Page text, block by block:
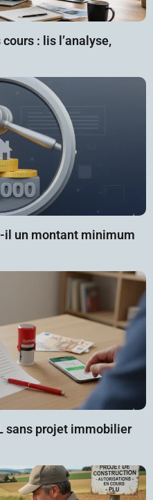
: lis l’analyse,
un montant minimum
sans projet immobilier